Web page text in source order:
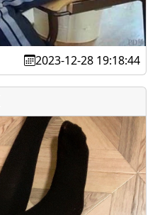
2023-12-28 19:18:44